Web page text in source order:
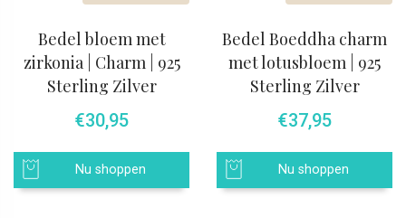
Bedel bloem met
zirkonia | Charm | 925
Sterling Zilver
€30,95
Nu shoppen
Bedel Boeddha charm
met lotusbloem | 925
Sterling Zilver
€37,95
Nu shoppen